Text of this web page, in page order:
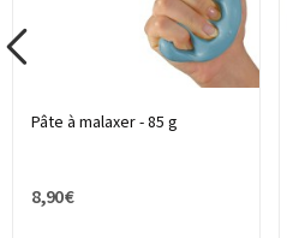
Pâte à malaxer - 85 g
8,90 €